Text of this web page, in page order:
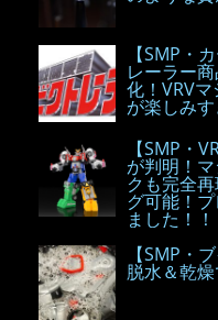
【SMP・
レーラー
化！VRV
が楽しみ
【SMP・
が判明！
クも完全
グ可能！
ました！！
【SMP・
脱水＆乾